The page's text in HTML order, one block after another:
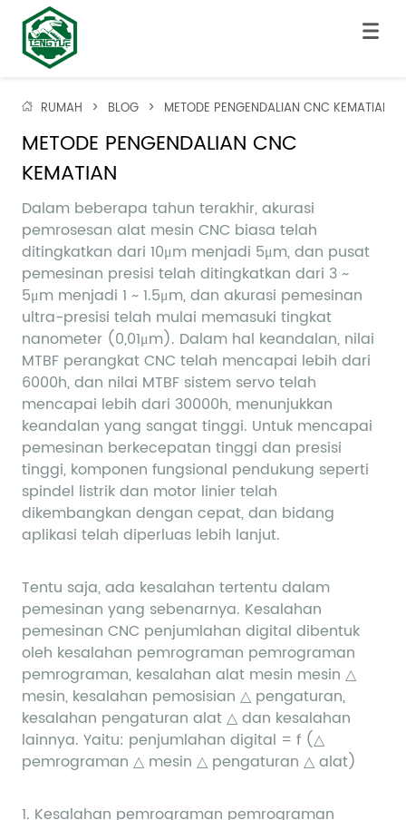
RUMAH > BLOG > METODE PENGENDALIAN CNC KEMATIAN
METODE PENGENDALIAN CNC
KEMATIAN